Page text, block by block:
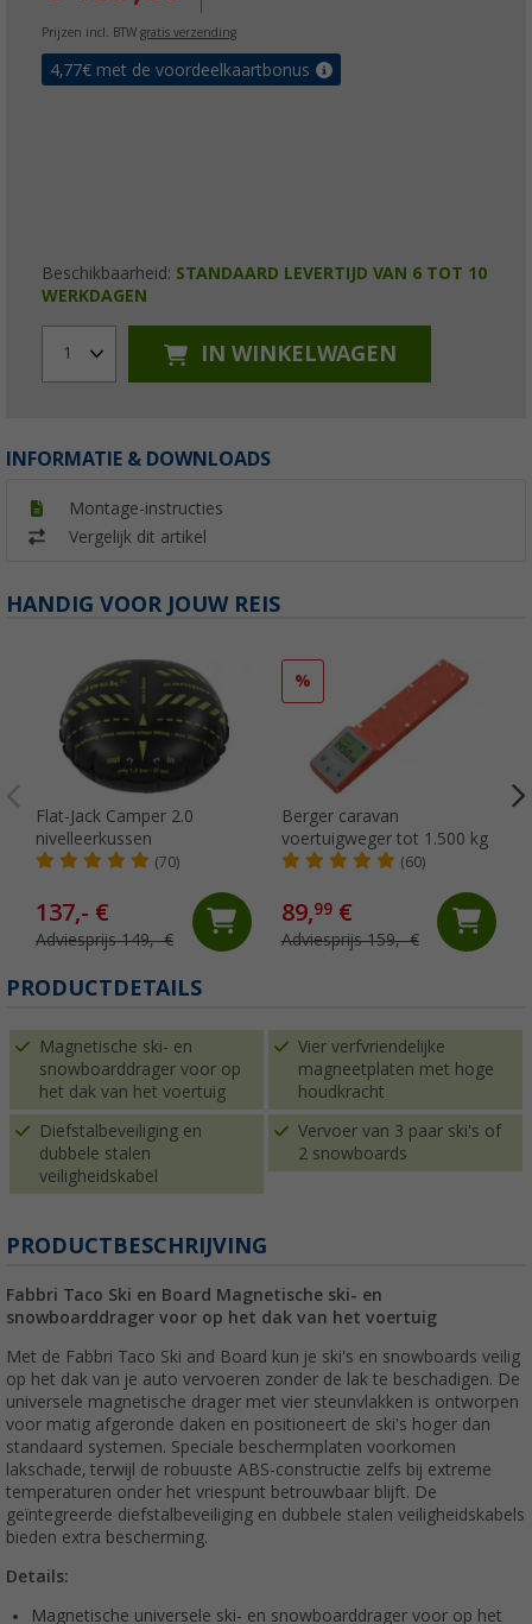
Prijzen incl. BTW gratis verzending
4,77€ met de voordeelkaartbonus
Beschikbaarheid: STANDAARD LEVERTIJD VAN 6 TOT 10
WERKDAGEN
1 IN WINKELWAGEN
INFORMATIE & DOWNLOADS
Montage-instructies
Vergelijk dit artikel
HANDIG VOOR JOUW REIS
Flat-Jack Camper 2.0
nivelleerkussen
(70)
137,- €
Adviesprijs 149,- €
%
Berger caravan
voertuigweger tot 1.500 kg
(60)
89,99€
Adviesprijs 159,- €
PRODUCTDETAILS
Magnetische ski- en
snowboarddrager voor op
het dak van het voertuig
Vier verfvriendelijke
magneetplaten met hoge
houdkracht
Diefstalbeveiliging en
dubbele stalen
veiligheidskabel
Vervoer van 3 paar ski's of
2 snowboards
PRODUCTBESCHRIJVING
Fabbri Taco Ski en Board Magnetische ski- en
snowboarddrager voor op het dak van het voertuig
Met de Fabbri Taco Ski and Board kun je ski's en snowboards veilig
op het dak van je auto vervoeren zonder de lak te beschadigen. De
universele magnetische drager met vier steunvlakken is ontworpen
voor matig afgeronde daken en positioneert de ski's hoger dan
standaard systemen. Speciale beschermplaten voorkomen
lakschade, terwijl de robuuste ABS-constructie zelfs bij extreme
temperaturen onder het vriespunt betrouwbaar blijft. De
geïntegreerde diefstalbeveiliging en dubbele stalen veiligheidskabels
bieden extra bescherming.
Details:
Magnetische universele ski- en snowboarddrager voor op het